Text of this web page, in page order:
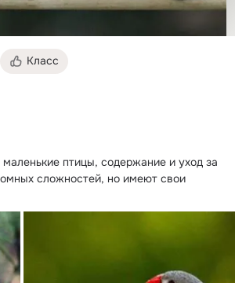
Класс
птицы, содержание и уход за
сложностей, но имеют свои